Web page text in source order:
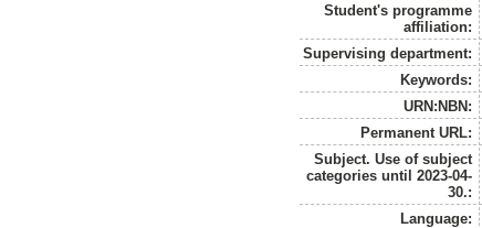
Student's programme
affiliation:
Supervising department:
Keywords:
URN:NBN:
Permanent URL:
Subject. Use of subject
categories until 2023-04-
30.:
Language: